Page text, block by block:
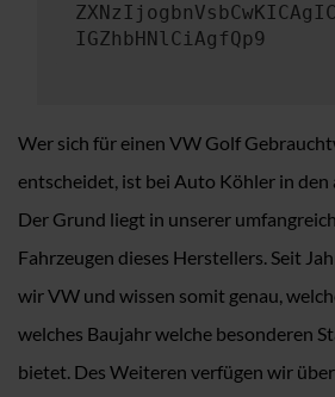
IGZhbHNlCiAgfQp9
Wer sich für einen VW Golf
entscheidet, ist bei Auto Köhler in
Der Grund liegt in unserer
Fahrzeugen dieses Herstellers. Seit
wir VW und wissen somit genau,
welches Baujahr welche besonderen
bietet. Des Weiteren verfügen wir